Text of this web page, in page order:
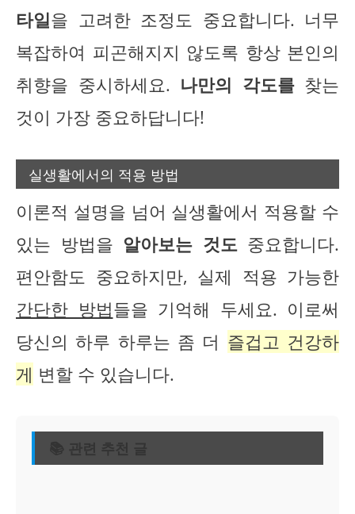
타일을 고려한 조정도 중요합니다. 너무
복잡하여 피곤해지지 않도록 항상 본인의
취향을 중시하세요. 나만의 각도를찾는
것이 가장 중요하답니다!
실생활에서의 적용 방법
이론적 설명을 넘어 실생활에서 적용할 수
있는 방법을 알아보는 것도중요합니다.
편안함도 중요하지만, 실제 적용 가능한
간단한 방법들을 기억해 두세요. 이로써
당신의 하루 하루는 좀 더 즐겁고 건강하
게 변할 수 있습니다.
📚 관련 추천 글